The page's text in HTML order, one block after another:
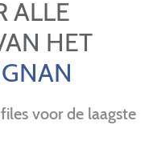
ALLE
HET
voor de laagste